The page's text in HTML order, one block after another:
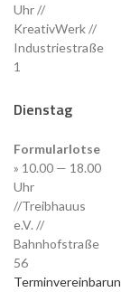
Uhr //
KreativWerk //
Industriestraße
1
Dienstag
Formularlotse
» 10.00 — 18.00
Uhr
//Treibhauus
e.V. //
Bahnhofstraße
56